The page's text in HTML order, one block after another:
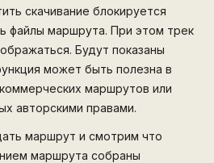
скачивание блокируется
файлы маршрута. При этом трек
Будут показаны
может быть полезна в
маршрутов или
авторскими правами.
маршрут и смотрим что
маршрута собраны